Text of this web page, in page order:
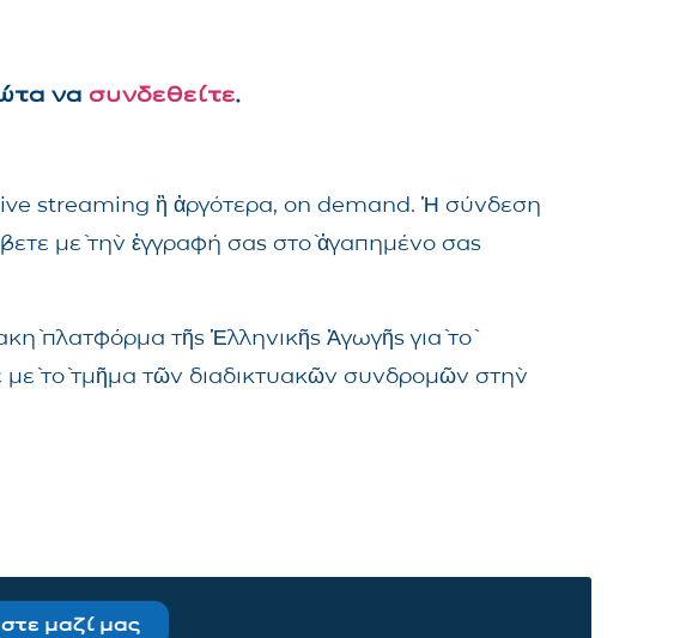
να συνδεθείτε.
streaming ἢ ἀργότερα, on demand. Ἡ σύνδεση
μὲ τὴν ἐγγραφή σας στὸ ἀγαπημένο σας
πλατφόρμα τῆς Ἑλληνικῆς Ἀγωγῆς γιὰ τὸ
μὲ τὸ τμῆμα τῶν διαδικτυακῶν συνδρομῶν στὴν
μαζί μας